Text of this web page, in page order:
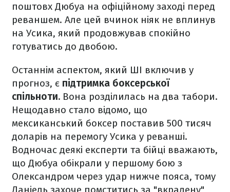
поштовх Дюбуа на офіційному заході перед
реваншем. Але цей вчинок ніяк не вплинув
на Усика, який продовжував спокійно
готуватись до двобою.
Останнім аспектом, який ШІ включив у
прогноз, є підтримка боксерської
спільноти. Вона розділилась на два табори.
Нещодавно стало відомо, що
мексиканський боксер поставив 500 тисяч
доларів на перемогу Усика у реванші.
Водночас деякі експерти та бійці вважають,
що Дюбуа обікрали у першому бою з
Олександром через удар нижче пояса, тому